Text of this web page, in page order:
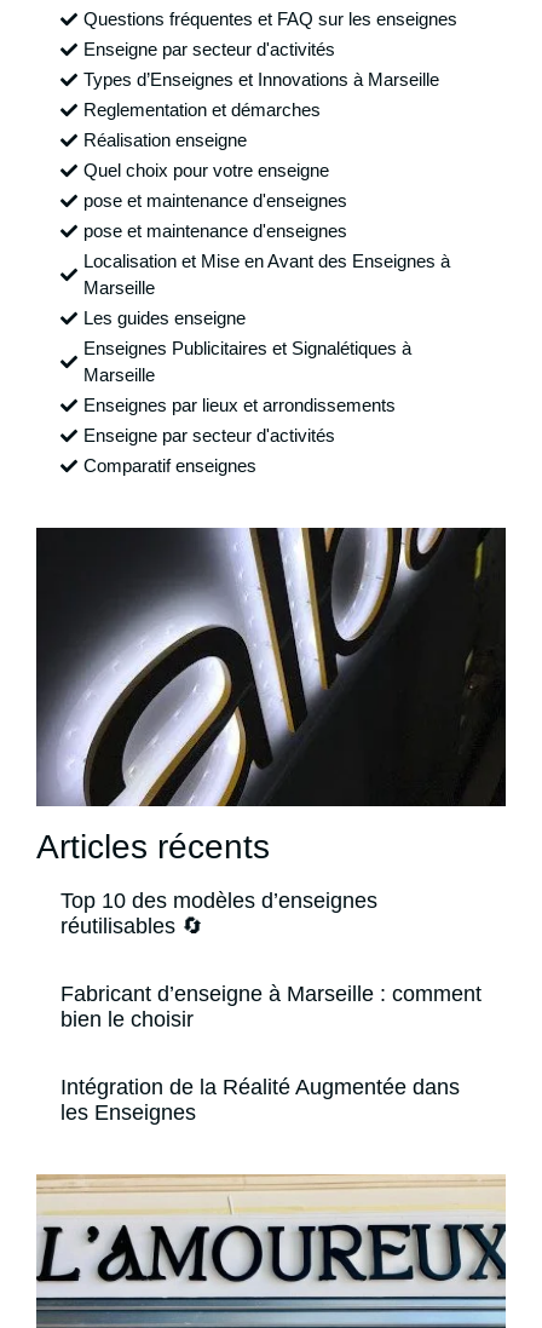
Questions fréquentes et FAQ sur les enseignes
Enseigne par secteur d'activités
Types d’Enseignes et Innovations à Marseille
Reglementation et démarches
Réalisation enseigne
Quel choix pour votre enseigne
pose et maintenance d'enseignes
pose et maintenance d'enseignes
Localisation et Mise en Avant des Enseignes à
Marseille
Les guides enseigne
Enseignes Publicitaires et Signalétiques à
Marseille
Enseignes par lieux et arrondissements
Enseigne par secteur d'activités
Comparatif enseignes
Articles récents
Top 10 des modèles d’enseignes
réutilisables 🔄
Fabricant d’enseigne à Marseille : comment
bien le choisir
Intégration de la Réalité Augmentée dans
les Enseignes